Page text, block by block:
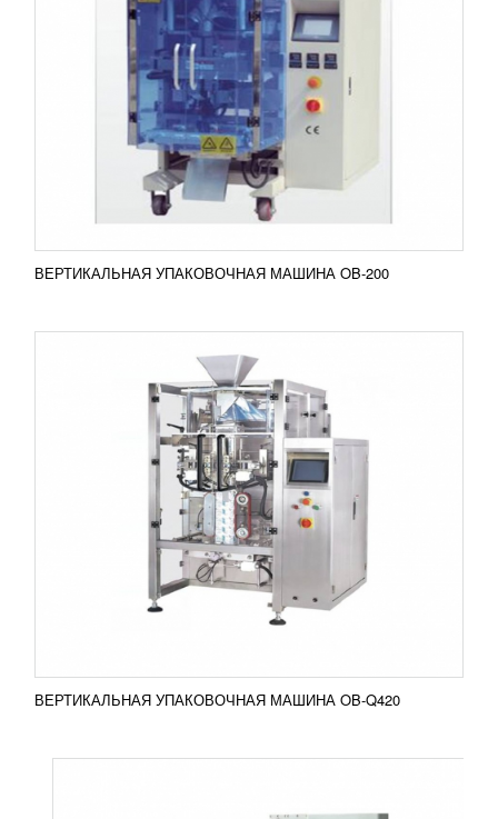
ВЕРТИКАЛЬНАЯ УПАКОВОЧНАЯ МАШИНА OB-200
ВЕРТИКАЛЬНАЯ УПАКОВОЧНАЯ МАШИНА
OB-Q420
УЗНАТЬ ЦЕНУ
Вертикальная упаковочная машина OB-Q420 с
проваркой граней – это высокопроизводительное
оборудование, которое способно производить до
50 упаковок...
ПОДРОБНЕЕ
Добавить в сравнение
ВЕРТИКАЛЬНАЯ УПАКОВОЧНАЯ МАШИНА OB-Q420
ГОРИЗОНТАЛЬНАЯ УПАКОВОЧНАЯ
МАШИНА OB-350B/D
496 158 RUB
Упаковочная машина горизонтального типа OB-
350B/D используется для упаковки продукции в
разных серах промышленности. Особенностью
оборудования...
ПОДРОБНЕЕ
Добавить в сравнение